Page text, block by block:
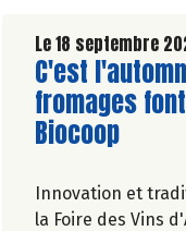
Le 18 septembre
Lire la suite
C'est
fromages
Biocoop
Innovation et
la Foire des Vins